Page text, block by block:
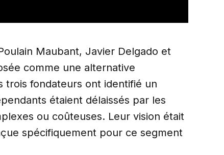
Maubant, Javier Delgado et
comme une alternative
trois fondateurs ont identifié un
étaient délaissés par les
ou coûteuses. Leur vision était
spécifiquement pour ce segment